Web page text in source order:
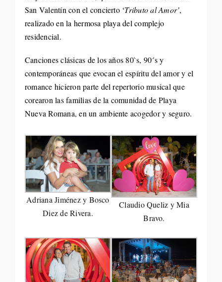
San Valentín con el concierto ‘Tributo al Amor’,
realizado en la hermosa playa del complejo
residencial.
Canciones clásicas de los años 80`s, 90´s y
contemporáneas que evocan el espíritu del amor y el
romance hicieron parte del repertorio musical que
corearon las familias de la comunidad de Playa
Nueva Romana, en un ambiente acogedor y seguro.
Adriana Jiménez y Bosco
Diez de Rivera.
Claudio Queliz y Mia
Bravo.